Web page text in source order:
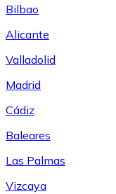
Bilbao
Alicante
Valladolid
Madrid
Cádiz
Baleares
Las Palmas
Vizcaya